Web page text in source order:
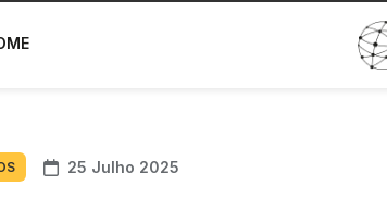
25 Julho 2025